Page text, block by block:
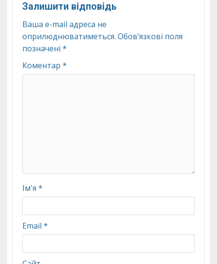
Залишити відповідь
Ваша e-mail адреса не
оприлюднюватиметься. Обов’язкові поля
позначені *
Коментар *
Ім'я *
Email *